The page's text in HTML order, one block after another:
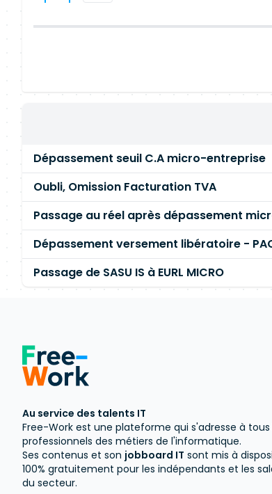
Dépassement seuil C.A micro-entreprise
Oubli, Omission Facturation TVA
Passage au réel après dépassement
Dépassement versement libératoire -
Passage de SASU IS à EURL MICRO
Au service des talents IT
Free-Work est une plateforme qui s'adresse à tous
professionnels des métiers de l'informatique.
Ses contenus et son jobboard IT sont mis à
100% gratuitement pour les indépendants et les
du secteur.